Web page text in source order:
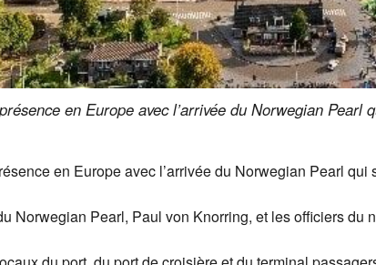
en Europe avec l’arrivée du Norwegian Pearl
en Europe avec l’arrivée du Norwegian Pearl
Norwegian Pearl, Paul von Knorring, et les officiers du